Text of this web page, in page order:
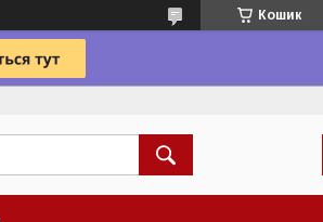
Кошик